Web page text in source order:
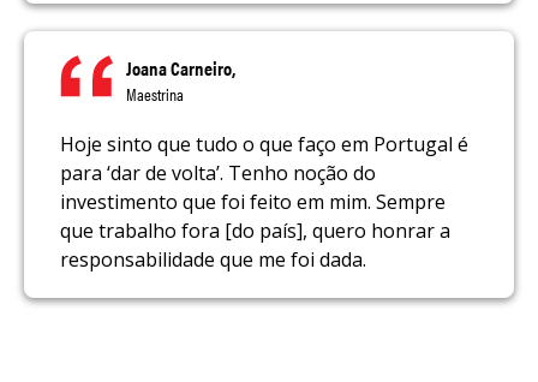
Joana Carneiro,
Maestrina
Hoje sinto que tudo o que faço em Portugal é
para ‘dar de volta’. Tenho noção do
investimento que foi feito em mim. Sempre
que trabalho fora [do país], quero honrar a
responsabilidade que me foi dada.